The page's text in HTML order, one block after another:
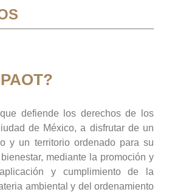
defiende los derechos de los
de México, a disfrutar de un
y un territorio ordenado para su
mediante la promoción y
y cumplimiento de la
ambiental y del ordenamiento